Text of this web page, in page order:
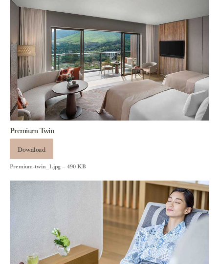
Premium Twin
Download
Premium-twin_1.jpg – 490 KB